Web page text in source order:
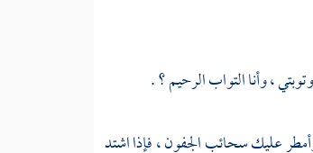
، وأنا التواب الرحيم ؟ .
عليك سحائب الجفون ، فإذا اشتد